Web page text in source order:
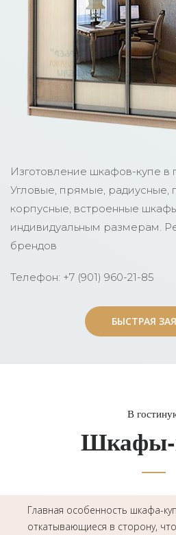
Изготовление шкафов-купе в
Угловые, прямые, радиусные,
корпусные, встроенные
индивидуальным размерам.
брендов
Телефон: +7 (901) 960-21-85
БЫСТРАЯ
БЫСТРАЯ
В
Шкафы-
Главная особенность шкафа-
откатывающиеся в сторону,